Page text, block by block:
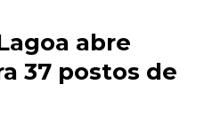
abre
37 postos de